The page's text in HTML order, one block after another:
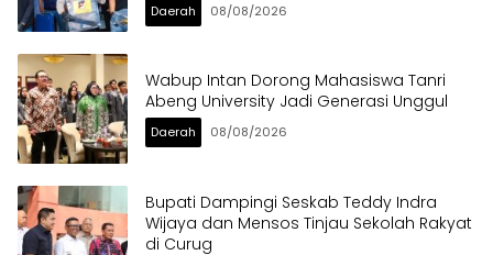
Daerah 08/08/2026
Wabup Intan Dorong Mahasiswa Tanri
Abeng University Jadi Generasi Unggul
Daerah 08/08/2026
Bupati Dampingi Seskab Teddy Indra
Wijaya dan Mensos Tinjau Sekolah Rakyat
di Curug